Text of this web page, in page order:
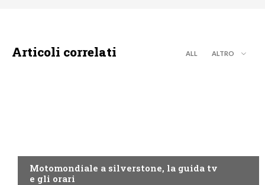
Articoli correlati ALL ALTRO
Motomondiale a silverstone, la guida tv
e gli orari